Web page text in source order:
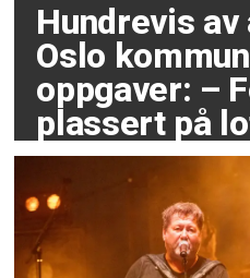
Hundrevis av
Oslo
oppgaver: –
plassert på